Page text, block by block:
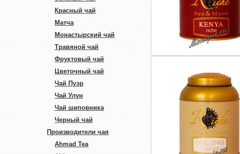
Красный чай
Матча
Монастырский чай
Травяной чай
Фруктовый чай
Цветочный чай
Чай Пуэр
Чай Улун
Чай шиповника
Черный чай
Производители чая
Ahmad Tea